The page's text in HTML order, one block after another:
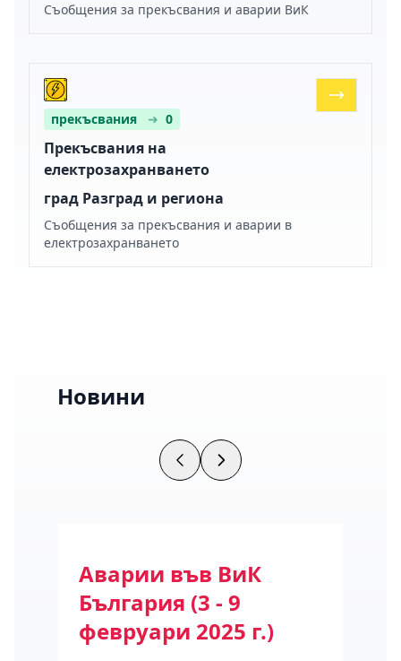
Съобщения за прекъсвания и аварии ВиК
прекъсвания ➜ 0
Прекъсвания на
електрозахранването
град Разград и региона
Съобщения за прекъсвания и аварии в
електрозахранването
Новини
Аварии във ВиК
България (3 - 9
февруари 2025 г.)